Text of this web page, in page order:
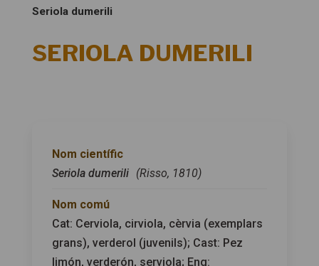
Seriola dumerili
SERIOLA DUMERILI
Nom científic
Seriola dumerili (Risso, 1810)
Nom comú
Cat: Cerviola, cirviola, cèrvia (exemplars
grans), verderol (juvenils); Cast: Pez
limón, verderón, serviola; Eng: